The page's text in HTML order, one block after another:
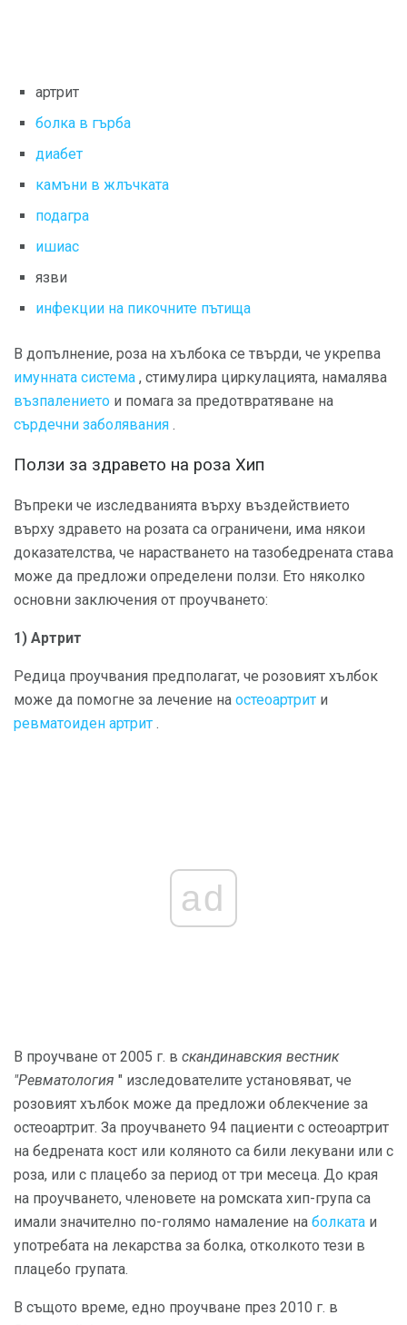
артрит
болка в гърба
диабет
камъни в жлъчката
подагра
ишиас
язви
инфекции на пикочните пътища
В допълнение, роза на хълбока се твърди, че укрепва
имунната система , стимулира циркулацията, намалява
възпалението и помага за предотвратяване на
сърдечни заболявания .
Ползи за здравето на роза Хип
Въпреки че изследванията върху въздействието
върху здравето на розата са ограничени, има някои
доказателства, че нарастването на тазобедрената става
може да предложи определени ползи. Ето няколко
основни заключения от проучването:
1) Артрит
Редица проучвания предполагат, че розовият хълбок
може да помогне за лечение на остеоартрит и
ревматоиден артрит .
ad
В проучване от 2005 г. в скандинавския вестник
"Ревматология " изследователите установяват, че
розовият хълбок може да предложи облекчение за
остеоартрит. За проучването 94 пациенти с остеоартрит
на бедрената кост или коляното са били лекувани или с
роза, или с плацебо за период от три месеца. До края
на проучването, членовете на ромската хип-група са
имали значително по-голямо намаление на болката и
употребата на лекарства за болка, отколкото тези в
плацебо групата.
В същото време, едно проучване през 2010 г. в